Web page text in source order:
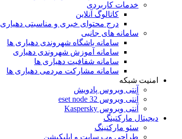
خدمات کاربردی
کاتالوگ آنلاین
درج محتوای خبری و مناسبتی دهیاری
سامانه های جانبی
سامانه باشگاه شهروندی دهیاری ها
سامانه آموزش شهروندی دهیاری
سامانه شفافیت دهیاری ها
سامانه مشارکت مردمی دهیاری ها
امنیت شبکه
آنتی ویروس پادویش
آنتی ویروس 32 eset node
آنتی ویروس Kaspersky
دیجیتال مارکتینگ
سئو مارکتینگ
طراحی وب سایت و اپلیکیشن